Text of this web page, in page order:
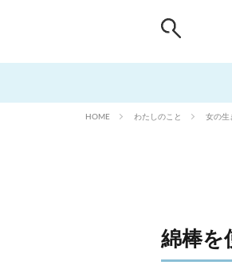
HOME わたしのこと 女の生
綿棒を